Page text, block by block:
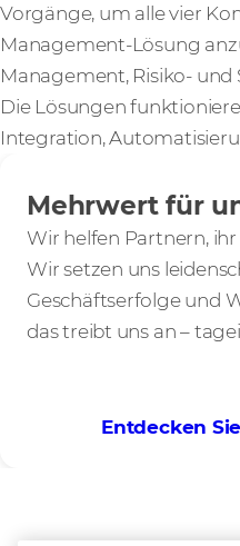
Vorgänge, um alle vier
Management-Lösung
Management, Risiko-
Die Lösungen
Integration,
Mehrwert für
Wir helfen Partnern,
Wir setzen uns
Geschäftserfolge und
das treibt uns an –
Entdecken